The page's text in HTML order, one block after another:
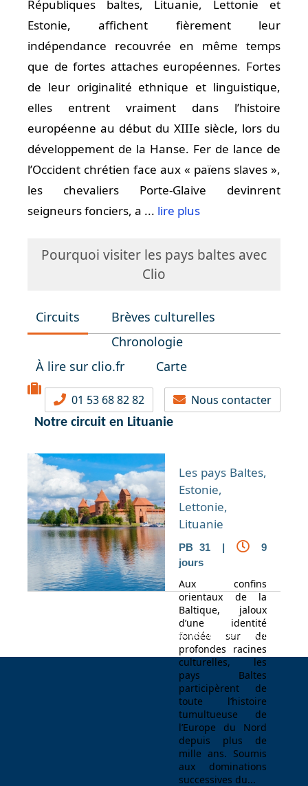
Républiques baltes, Lituanie, Lettonie et
Estonie, affichent fièrement leur
indépendance recouvrée en même temps
que de fortes attaches européennes. Fortes
de leur originalité ethnique et linguistique,
elles entrent vraiment dans l’histoire
européenne au début du XIIIe siècle, lors du
développement de la Hanse. Fer de lance de
l’Occident chrétien face aux « païens slaves »,
les chevaliers Porte-Glaive devinrent
seigneurs fonciers, a ... lire plus
Pourquoi visiter les pays baltes avec
Clio
Circuits
Brèves culturelles
Chronologie
À lire sur clio.fr
Carte
01 53 68 82 82 Nous contacter
Notre circuit en Lituanie
Les pays Baltes,
Estonie,
Lettonie,
Lituanie
PB 31 |
9
jours
Aux confins
orientaux de la
Baltique, jaloux
d’une identité
fondée sur de
profondes racines
culturelles, les
pays Baltes
participèrent de
toute l’histoire
tumultueuse de
l’Europe du Nord
depuis plus de
mille ans. Soumis
aux dominations
successives du...
Espace professionnel Contact